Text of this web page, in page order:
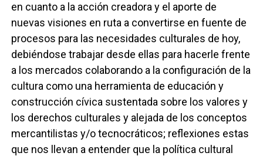
en cuanto a la acción creadora y el aporte de
nuevas visiones en ruta a convertirse en fuente de
procesos para las necesidades culturales de hoy,
debiéndose trabajar desde ellas para hacerle frente
a los mercados colaborando a la configuración de la
cultura como una herramienta de educación y
construcción cívica sustentada sobre los valores y
los derechos culturales y alejada de los conceptos
mercantilistas y/o tecnocráticos; reflexiones estas
que nos llevan a entender que la política cultural